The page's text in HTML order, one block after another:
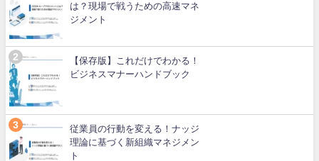
は？現場で戦うための高速マネ
ジメント
【保存版】これだけでわかる！
ビジネスマナーハンドブック
従業員の行動を変える！ナッジ
理論に基づく新組織マネジメン
ト